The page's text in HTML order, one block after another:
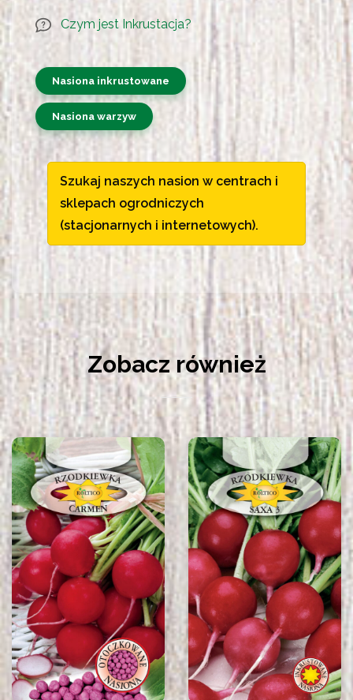
Czym jest Inkrustacja?
Nasiona inkrustowane
Nasiona warzyw
Szukaj naszych nasion w centrach i
sklepach ogrodniczych
(stacjonarnych i internetowych).
Zobacz również